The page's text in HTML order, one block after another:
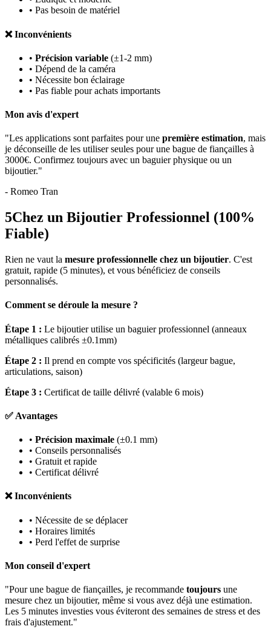
• Pas besoin de matériel
❌ Inconvénients
• Précision variable (±1-2 mm)
• Dépend de la caméra
• Nécessite bon éclairage
• Pas fiable pour achats importants
Mon avis d'expert
"Les applications sont parfaites pour une première estimation, mais
je déconseille de les utiliser seules pour une bague de fiançailles à
3000€. Confirmez toujours avec un baguier physique ou un
bijoutier."
- Romeo Tran
5Chez un Bijoutier Professionnel (100%
Fiable)
Rien ne vaut la mesure professionnelle chez un bijoutier. C'est
gratuit, rapide (5 minutes), et vous bénéficiez de conseils
personnalisés.
Comment se déroule la mesure ?
Étape 1 : Le bijoutier utilise un baguier professionnel (anneaux
métalliques calibrés ±0.1mm)
Étape 2 : Il prend en compte vos spécificités (largeur bague,
articulations, saison)
Étape 3 : Certificat de taille délivré (valable 6 mois)
✅ Avantages
• Précision maximale (±0.1 mm)
• Conseils personnalisés
• Gratuit et rapide
• Certificat délivré
❌ Inconvénients
• Nécessite de se déplacer
• Horaires limités
• Perd l'effet de surprise
Mon conseil d'expert
"Pour une bague de fiançailles, je recommande toujours une
mesure chez un bijoutier, même si vous avez déjà une estimation.
Les 5 minutes investies vous éviteront des semaines de stress et des
frais d'ajustement."